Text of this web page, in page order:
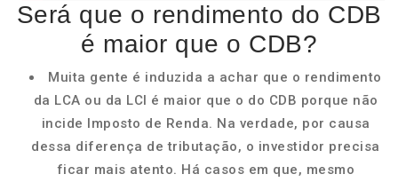
Será que o rendimento do CDB
é maior que o CDB?
Muita gente é induzida a achar que o rendimento
da LCA ou da LCI é maior que o do CDB porque não
incide Imposto de Renda. Na verdade, por causa
dessa diferença de tributação, o investidor precisa
ficar mais atento. Há casos em que, mesmo